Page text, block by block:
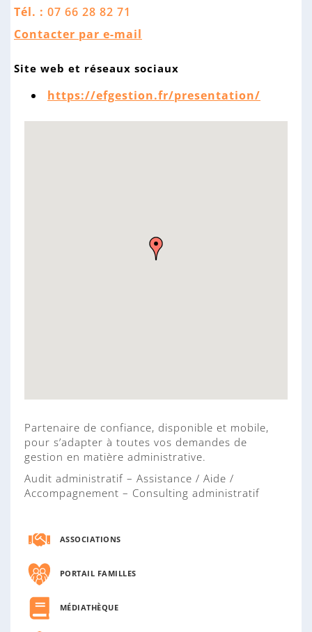
Tél. : 07 66 28 82 71
Contacter par e-mail
Site web et réseaux sociaux
https://efgestion.fr/presentation/
Partenaire de confiance, disponible et mobile,
pour s’adapter à toutes vos demandes de
gestion en matière administrative.
Audit administratif – Assistance / Aide /
Accompagnement – Consulting administratif
ASSOCIATIONS
PORTAIL FAMILLES
MÉDIATHÈQUE